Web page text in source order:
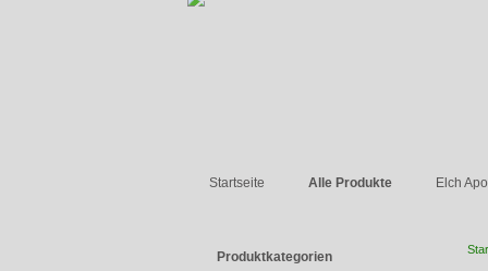
Startseite Alle Produkte Elch
Produktkategorien